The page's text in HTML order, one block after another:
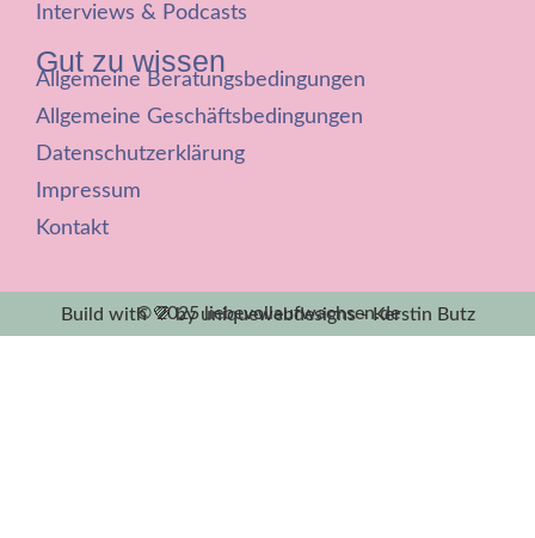
Interviews & Podcasts
Gut zu wissen
Allgemeine Beratungsbedingungen
Allgemeine Geschäftsbedingungen
Datenschutzerklärung
Impressum
Kontakt
© 2025 liebevollaufwachsen.de
Build with 💜 by uniquewebdesigns - Kerstin Butz